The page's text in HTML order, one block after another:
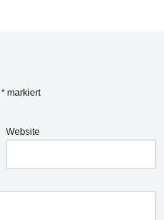
* markiert
Website